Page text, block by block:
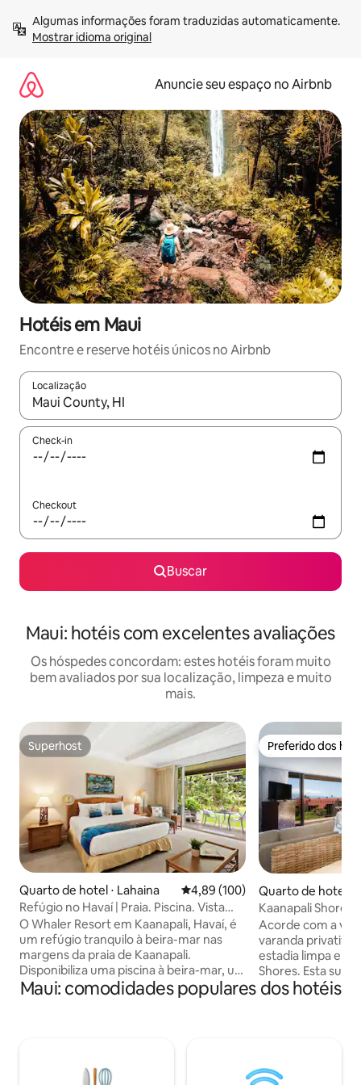
para
Mostrar idioma original
Anuncie seu espaço no Airbnb
Hotéis em Maui
Encontre e reserve hotéis únicos no Airbnb
Localização
Quando os resultados estiverem disponíveis, explore-os
Check-in
Checkout
Buscar
Maui: hotéis com excelentes avaliações
Os hóspedes concordam: estes hotéis foram muito
bem avaliados por sua localização, limpeza e muito
mais.
Superhost
Superhost
Quarto de hotel ⋅ Lahaina 4,89 de uma avaliação média de
4,89 (100)
Refúgio no Havaí | Praia. Piscina. Vista
para o mar.
O Whaler Resort em Kaanapali, Havaí, é
um refúgio tranquilo à beira-mar nas
margens da praia de Kaanapali.
Disponibiliza uma piscina à beira-mar, um
centro de fitness totalmente equipado e
uma área para churrascos. Os hóspedes
Com seus jardins exuberantes e vistas
Preferido dos
Preferido dos
Quarto de hotel ⋅
Kaanapali Shores
praia + piscinas
Acorde com a
varanda privativa
estadia limpa e
Shores. Esta
casais ou
poucos passos
Maui: comodidades populares dos hotéis